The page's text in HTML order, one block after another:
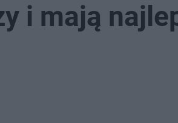
i mają